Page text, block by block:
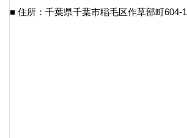
■ 住所：千葉県千葉市稲毛区作草部町604-1